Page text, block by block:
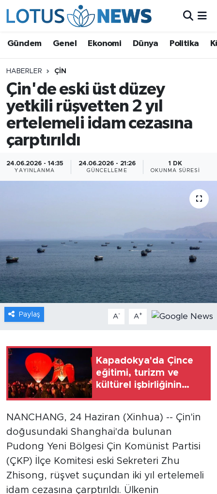
Gündem Genel Ekonomi Dünya Politika
HABERLER ÇIN
Çin'de eski üst düzey
yetkili rüşvetten 2 yıl
ertelemeli idam cezasına
çarptırıldı
24.06.2026 - 14:35
YAYINLANMA
24.06.2026 - 21:26
GÜNCELLEME
1 DK
OKUNMA SÜRESI
Paylaş A- A+
Kapadokya'da Çince
eğitimi, turizm ve
kültürel işbirliğinin
NANCHANG, 24 Haziran (Xinhua) -- Çin'in
doğusundaki Shanghai'da bulunan
Pudong Yeni Bölgesi Çin Komünist Partisi
(ÇKP) İlçe Komitesi eski Sekreteri Zhu
Zhisong, rüşvet suçundan iki yıl ertelemeli
idam cezasına çarptırıldı. Ülkenin
Ekonomi
Dünya
Politika
Kültür - Sanat ve Tarih
Yaşam
Video
Sağlık
Foto Haber
Xinhua Türkiye
Seyahat